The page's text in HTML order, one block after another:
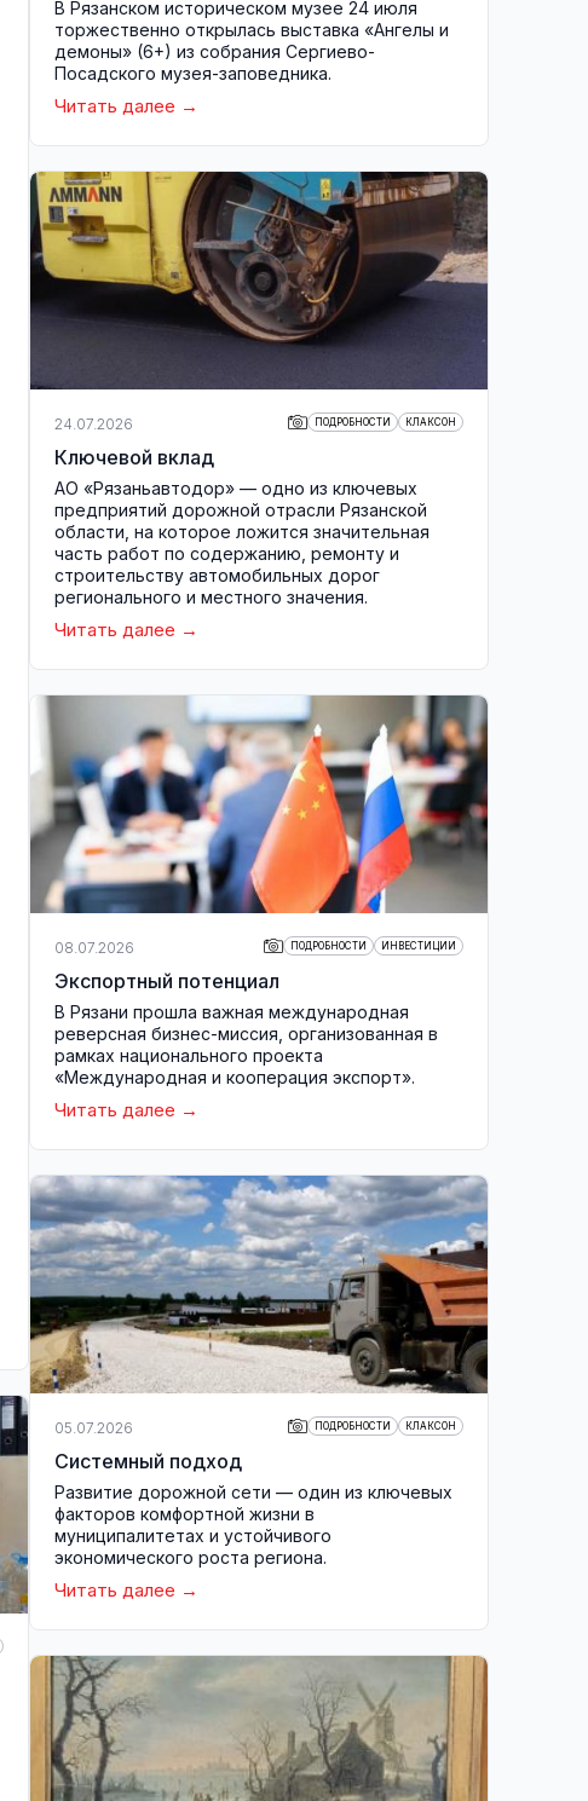
В Рязанском историческом музее 24 июля
торжественно открылась выставка «Ангелы и
демоны» (6+) из собрания Сергиево-
Посадского музея-заповедника.
Читать далее
24.07.2026 ПОДРОБНОСТИ КЛАКСОН
Ключевой вклад
АО «Рязаньавтодор» — одно из ключевых
предприятий дорожной отрасли Рязанской
области, на которое ложится значительная
часть работ по содержанию, ремонту и
строительству автомобильных дорог
регионального и местного значения.
Читать далее
08.07.2026 ПОДРОБНОСТИ ИНВЕСТИЦИИ
Экспортный потенциал
В Рязани прошла важная международная
реверсная бизнес-миссия, организованная в
рамках национального проекта
«Международная и кооперация экспорт».
Читать далее
05.07.2026 ПОДРОБНОСТИ КЛАКСОН
Системный подход
Развитие дорожной сети — один из ключевых
факторов комфортной жизни в
муниципалитетах и устойчивого
экономического роста региона.
Читать далее